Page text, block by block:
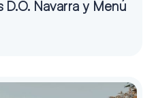
Navarra y Menú